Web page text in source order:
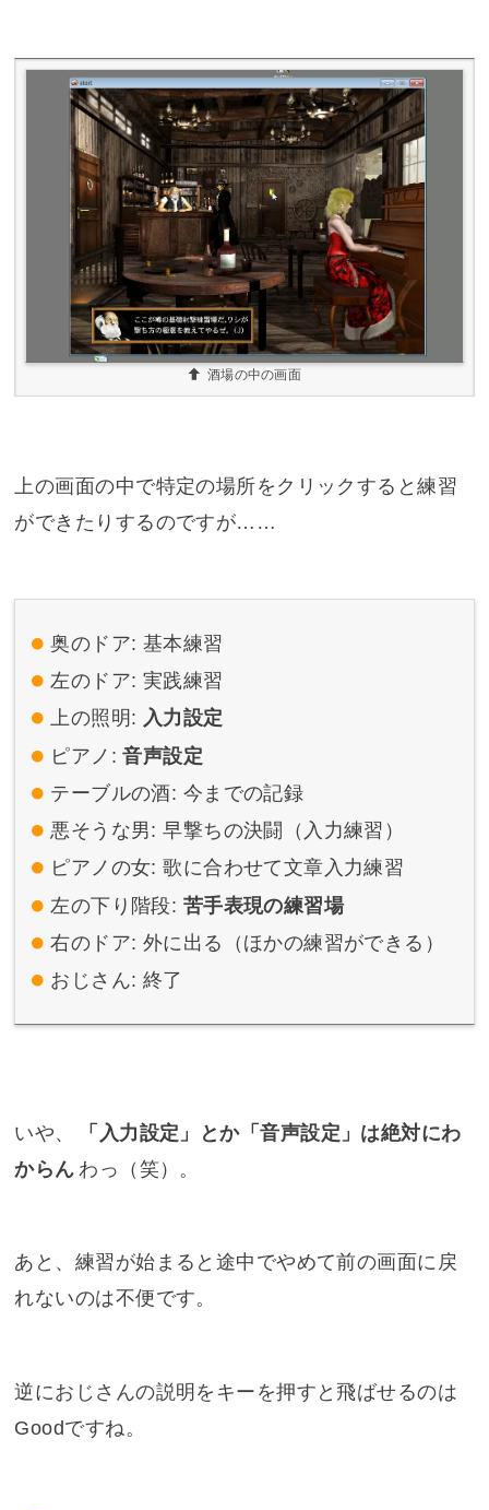
酒場の中の画面
上の画面の中で特定の場所をクリックすると練習
ができたりするのですが……
奥のドア: 基本練習
左のドア: 実践練習
上の照明: 入力設定
ピアノ:音声設定
テーブルの酒: 今までの記録
悪そうな男: 早撃ちの決闘（入力練習）
ピアノの女: 歌に合わせて文章入力練習
左の下り階段: 苦手表現の練習場
右のドア: 外に出る（ほかの練習ができる）
おじさん: 終了
いや、
「入力設定」とか「音声設定」は絶対にわ
からん わっ（笑）。
あと、練習が始まると途中でやめて前の画面に戻
れないのは不便です。
逆におじさんの説明をキーを押すと飛ばせるのは
Goodですね。